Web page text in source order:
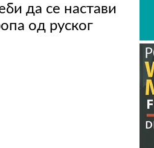
да се настави
од руског